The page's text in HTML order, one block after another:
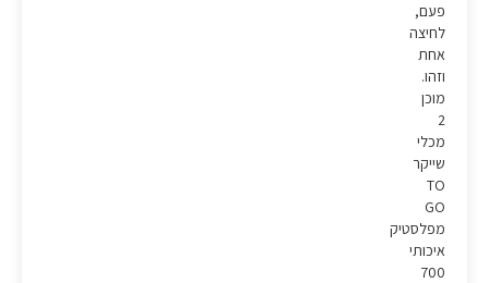
פעם,
לחיצה
אחת
וזהו.
מוכן
מכלי
שייקר
TO
GO
מפלסטיק
איכותי
700